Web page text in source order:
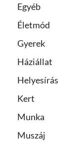
Egyéb
Életmód
Gyerek
Háziállat
Helyesírás
Kert
Munka
Muszáj